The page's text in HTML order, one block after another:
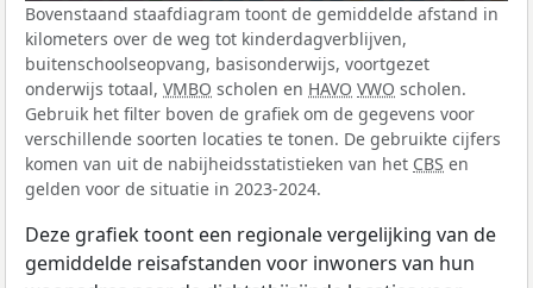
Bovenstaand staafdiagram toont de gemiddelde afstand in
kilometers over de weg tot kinderdagverblijven,
buitenschoolseopvang, basisonderwijs, voortgezet
onderwijs totaal, VMBO scholen en HAVO VWO scholen.
Gebruik het filter boven de grafiek om de gegevens voor
verschillende soorten locaties te tonen. De gebruikte cijfers
komen van uit de nabijheidsstatistieken van het CBS en
gelden voor de situatie in 2023-2024.
Deze grafiek toont een regionale vergelijking van de
gemiddelde reisafstanden voor inwoners van hun